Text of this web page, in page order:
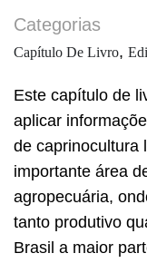
Categorias
Capítulo De Livro,
Este capítulo de
aplicar
de caprinocultura
importante área
agropecuária,
tanto produtivo
Brasil a maior